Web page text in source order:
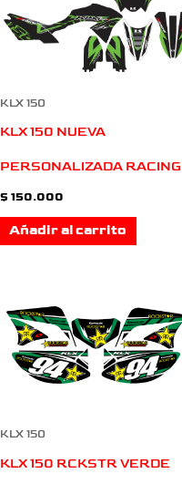
KLX 150
KLX 150 NUEVA
PERSONALIZADA RACING
$ 150.000
Añadir al carrito
KLX 150
KLX 150 RCKSTR VERDE